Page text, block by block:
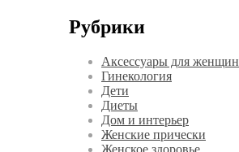
Рубрики
Аксессуары для женщин
Гинекология
Дети
Диеты
Дом и интерьер
Женские прически
Женское здоровье